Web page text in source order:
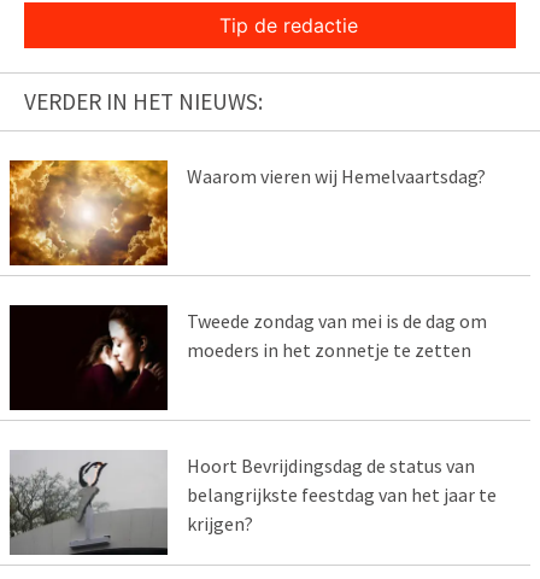
Tip de redactie
VERDER IN HET NIEUWS:
Waarom vieren wij Hemelvaartsdag?
Tweede zondag van mei is de dag om
moeders in het zonnetje te zetten
Hoort Bevrijdingsdag de status van
belangrijkste feestdag van het jaar te
krijgen?